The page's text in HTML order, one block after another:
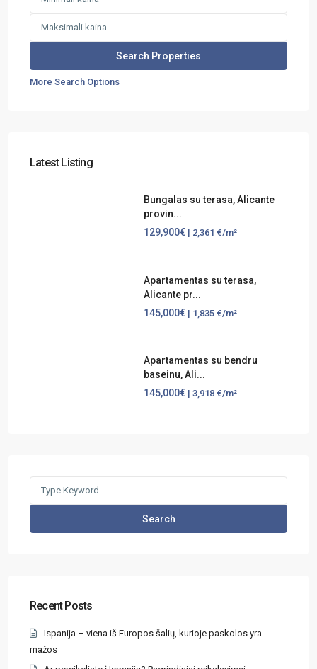
More Search Options
Latest Listing
Bungalas su terasa, Alicante
provin...
129,900€ | 2,361 €/m²
Apartamentas su terasa,
Alicante pr...
145,000€ | 1,835 €/m²
Apartamentas su bendru
baseinu, Ali...
145,000€ | 3,918 €/m²
Search
Recent Posts
Ispanija – viena iš Europos šalių, kurioje paskolos yra
mažos